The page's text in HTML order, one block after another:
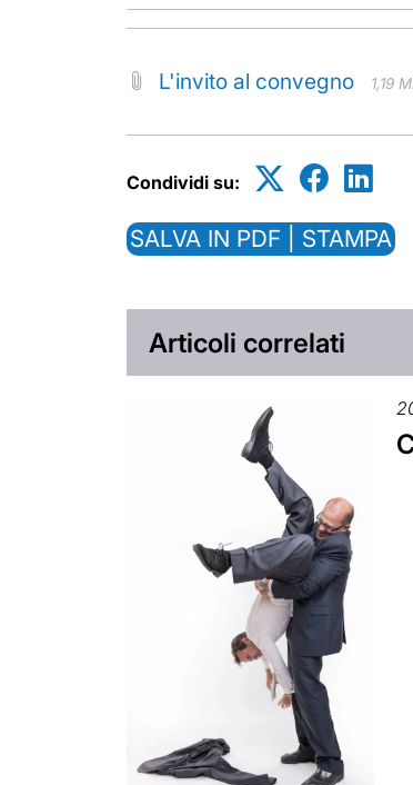
L'invito al convegno 1,19
Condividi su:
SALVA IN PDF | STAMPA
Articoli correlati